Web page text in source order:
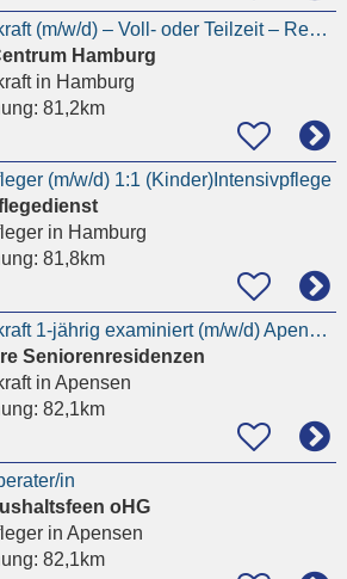
Pflegekraft (m/w/d) – Voll- oder Teilzeit – RehaCentrum Hamburg, Heidenkampsweg
Hamburg
in Hamburg
81,2km
(m/w/d) 1:1 (Kinder)Intensivpflege
in Hamburg
81,8km
Pflegekraft 1-jährig examiniert (m/w/d) Apensen
Seniorenresidenzen
in Apensen
82,1km
in
oHG
in Apensen
82,1km